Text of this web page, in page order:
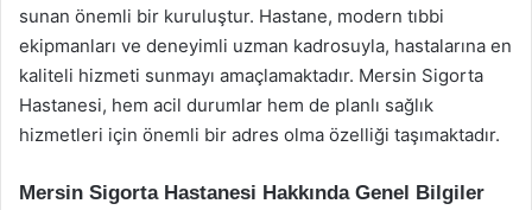
sunan önemli bir kuruluştur. Hastane, modern tıbbi
ekipmanları ve deneyimli uzman kadrosuyla, hastalarına en
kaliteli hizmeti sunmayı amaçlamaktadır. Mersin Sigorta
Hastanesi, hem acil durumlar hem de planlı sağlık
hizmetleri için önemli bir adres olma özelliği taşımaktadır.
Mersin Sigorta Hastanesi Hakkında Genel Bilgiler